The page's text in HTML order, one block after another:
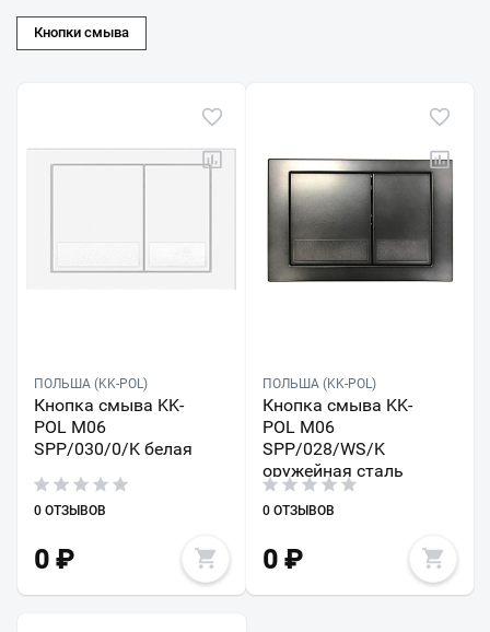
Кнопки смыва
ПОЛЬША (KK-POL)
Кнопка смыва KK-
POL M06
SPP/030/0/K белая
0 ОТЗЫВОВ
0 ₽
ПОЛЬША (KK-POL)
Кнопка смыва KK-
POL M06
SPP/028/WS/K
оружейная сталь
0 ОТЗЫВОВ
0₽